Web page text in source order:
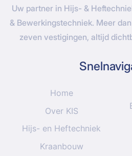
Uw partner in Hijs- &
& Bewerkingstechniek. Meer
zeven vestigingen, altijd
Home
Over KIS
Hijs- en Heftechniek
Kraanbouw